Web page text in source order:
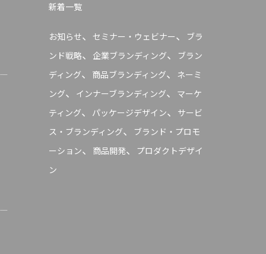
新着一覧
お知らせ、 セミナー・ウェビナー、
ブラ
ンド戦略、 企業ブランディング、
ブラン
ディング、 商品ブランディング、
ネーミ
ング、 インナーブランディング、
マーケ
ティング、 パッケージデザイン、
サービ
ス・ブランディング、
ブランド・プロモ
ーション、 商品開発、
プロダクトデザイ
ン